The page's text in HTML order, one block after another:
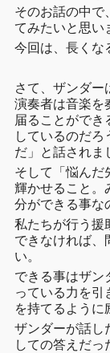
そのお話の中で
てみたいと思い
今回は、長くな
さて、ザンダー
演奏者は音楽を
届ることができ
しているのだ
だ」と話されま
そして「悩んだ
輝かせること。
分ができる事な
私たちが行う援
できなければ、
い。
できる事はザン
っている力を引
を持てるように
ザンダーが話し
しての答えだっ